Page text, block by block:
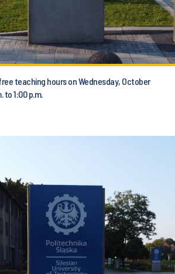
teaching hours on Wednesday, October
to 1:00 p.m.